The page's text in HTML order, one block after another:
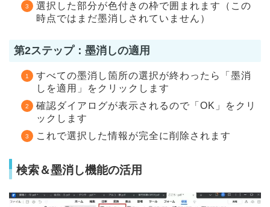
選択した部分が色付きの枠で囲まれます（この
時点ではまだ墨消しされていません）
第2ステップ：墨消しの適用
すべての墨消し箇所の選択が終わったら「墨消
しを適用」をクリックします
確認ダイアログが表示されるので「OK」をクリ
ックします
これで選択した情報が完全に削除されます
検索＆墨消し機能の活用